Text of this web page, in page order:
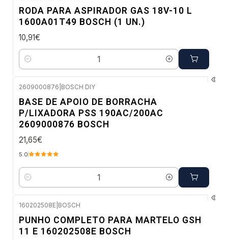
RODA PARA ASPIRADOR GAS 18V-10 L
1600A01T49 BOSCH (1 UN.)
10,91€
Quantidade
2609000876 BOSCH DIY
BASE DE APOIO DE BORRACHA
P/LIXADORA PSS 190AC/200AC
2609000876 BOSCH
21,65€
5.0
Quantidade
160202508E BOSCH
PUNHO COMPLETO PARA MARTELO GSH
11 E 160202508E BOSCH